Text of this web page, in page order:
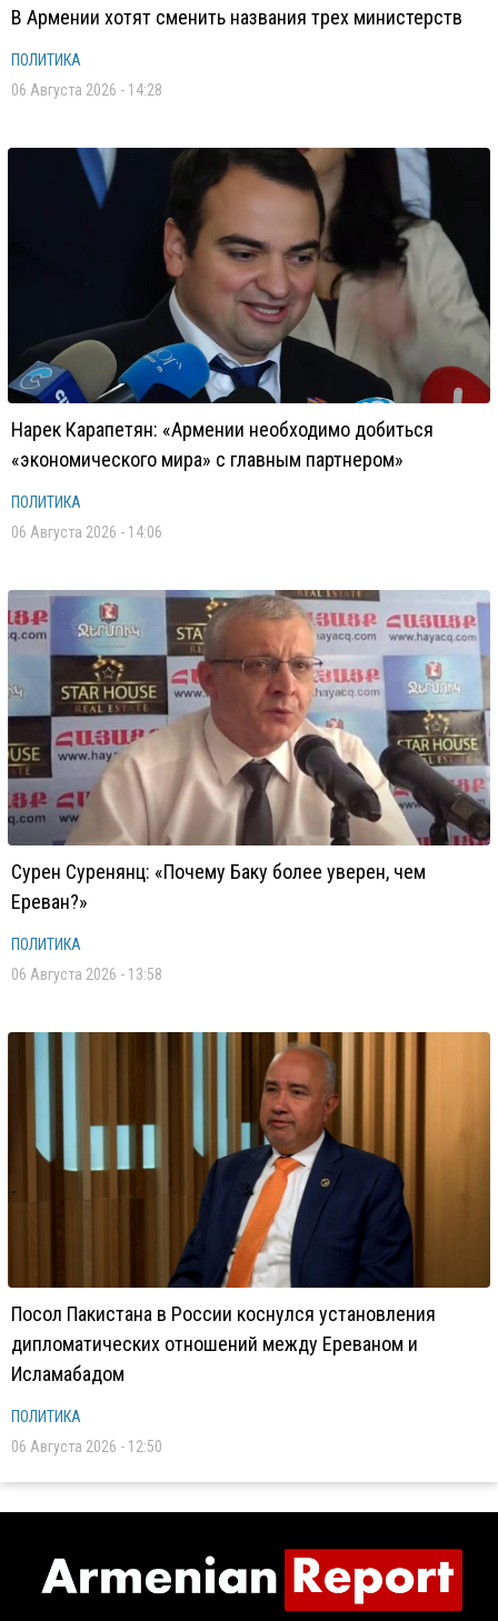
В Армении хотят сменить названия трех министерств
ПОЛИТИКА
06 Августа 2026 - 14:28
Нарек Карапетян: «Армении необходимо добиться
«экономического мира» с главным партнером»
ПОЛИТИКА
06 Августа 2026 - 14:06
Сурен Суренянц: «Почему Баку более уверен, чем
Ереван?»
ПОЛИТИКА
06 Августа 2026 - 13:58
Посол Пакистана в России коснулся установления
дипломатических отношений между Ереваном и
Исламабадом
ПОЛИТИКА
06 Августа 2026 - 12:50